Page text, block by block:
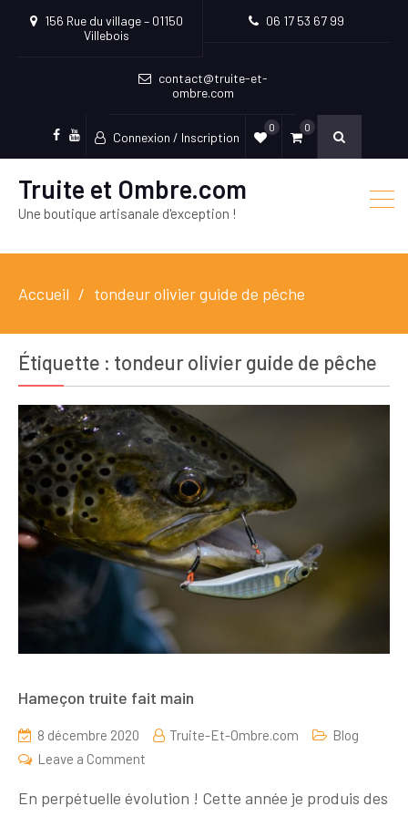
156 Rue du village – 01150
Villebois
06 17 53 67 99
contact@truite-et-
ombre.com
Facebook
Youtube
Connexion / Inscription
0 0
Truite et Ombre.com
Une boutique artisanale d'exception !
Accueil tondeur olivier guide de pêche
Étiquette : tondeur olivier guide de pêche
Hameçon truite fait main
8 décembre 2020 Truite-Et-Ombre.com
Blog
Leave a Comment
truite
En perpétuelle évolution ! Cette année je produis des